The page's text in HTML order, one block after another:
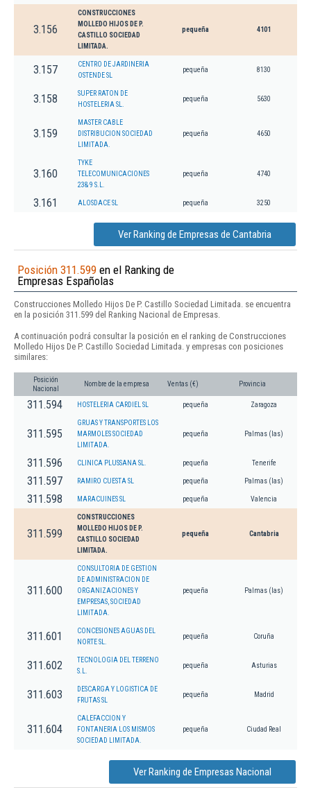
3.156
CONSTRUCCIONES
MOLLEDO HIJOS DE P.
CASTILLO SOCIEDAD
LIMITADA.
pequeña 4101
3.157
CENTRO DE JARDINERIA
OSTENDE SL
pequeña 8130
3.158
SUPER RATON DE
HOSTELERIA SL.
pequeña 5630
3.159
MASTER CABLE
DISTRIBUCION SOCIEDAD
LIMITADA.
pequeña 4650
3.160
TYKE
TELECOMUNICACIONES
23& 9 S.L.
pequeña 4740
3.161 ALOSDACE SL pequeña 3250
Ver Ranking de Empresas de Cantabria
Posición 311.599 en el Ranking de
Empresas Españolas
Construcciones Molledo Hijos De P. Castillo Sociedad Limitada. se encuentra
en la posición 311.599 del Ranking Nacional de Empresas.
A continuación podrá consultar la posición en el ranking de Construcciones
Molledo Hijos De P. Castillo Sociedad Limitada. y empresas con posiciones
similares:
Posición
Nacional
Nombre de la empresa Ventas (€) Provincia
311.594 HOSTELERIA CARDIEL SL pequeña Zaragoza
311.595
GRUAS Y TRANSPORTES LOS
MARMOLES SOCIEDAD
LIMITADA.
pequeña Palmas (las)
311.596 CLINICA PLUSSANA SL. pequeña Tenerife
311.597 RAMIRO CUESTA SL pequeña Palmas (las)
311.598 MARACUINES SL pequeña Valencia
311.599
CONSTRUCCIONES
MOLLEDO HIJOS DE P.
CASTILLO SOCIEDAD
LIMITADA.
pequeña Cantabria
311.600
CONSULTORIA DE GESTION
DE ADMINISTRACION DE
ORGANIZACIONES Y
EMPRESAS, SOCIEDAD
LIMITADA.
pequeña Palmas (las)
311.601
CONCESIONES AGUAS DEL
NORTE SL.
pequeña Coruña
311.602
TECNOLOGIA DEL TERRENO
S.L.
pequeña Asturias
311.603
DESCARGA Y LOGISTICA DE
FRUTAS SL
pequeña Madrid
311.604
CALEFACCION Y
FONTANERIA LOS MISMOS
SOCIEDAD LIMITADA.
pequeña Ciudad Real
Ver Ranking de Empresas Nacional